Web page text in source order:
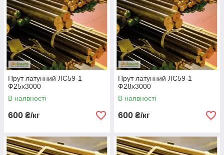
Прут латунний ЛС59-1
Ф25х3000
В наявності
600 ₴/кг
Прут латунний ЛС59-1
Ф28х3000
В наявності
600 ₴/кг